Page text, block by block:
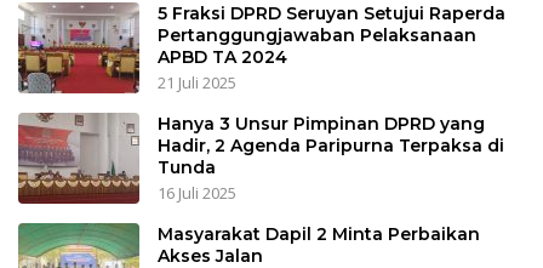
5 Fraksi DPRD Seruyan Setujui Raperda
Pertanggungjawaban Pelaksanaan
APBD TA 2024
21 Juli 2025
Hanya 3 Unsur Pimpinan DPRD yang
Hadir, 2 Agenda Paripurna Terpaksa di
Tunda
16 Juli 2025
Masyarakat Dapil 2 Minta Perbaikan
Akses Jalan